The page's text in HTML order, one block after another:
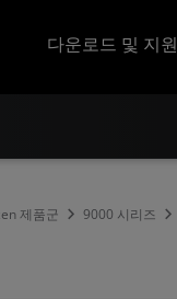
다운로드 및 지원
제품군 9000 시리즈